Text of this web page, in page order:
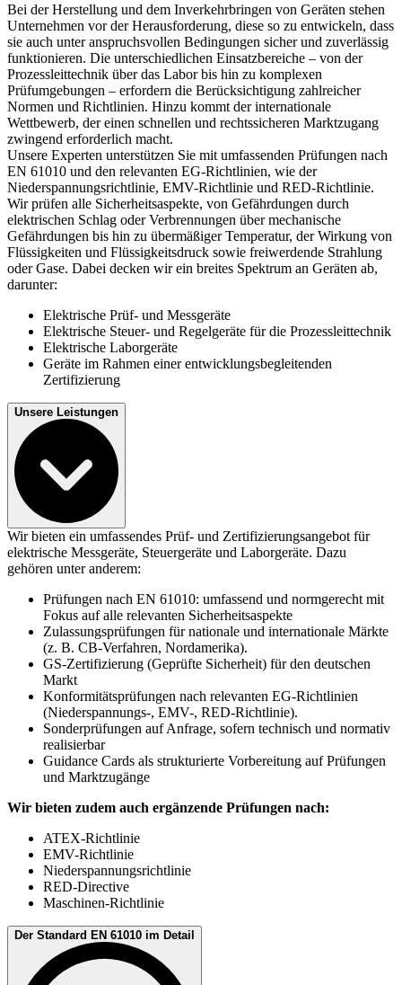
Bei der Herstellung und dem Inverkehrbringen von Geräten stehen
Unternehmen vor der Herausforderung, diese so zu entwickeln, dass
sie auch unter anspruchsvollen Bedingungen sicher und zuverlässig
funktionieren. Die unterschiedlichen Einsatzbereiche – von der
Prozessleittechnik über das Labor bis hin zu komplexen
Prüfumgebungen – erfordern die Berücksichtigung zahlreicher
Normen und Richtlinien. Hinzu kommt der internationale
Wettbewerb, der einen schnellen und rechtssicheren Marktzugang
zwingend erforderlich macht.
Unsere Experten unterstützen Sie mit umfassenden Prüfungen nach
EN 61010 und den relevanten EG-Richtlinien, wie der
Niederspannungsrichtlinie, EMV-Richtlinie und RED-Richtlinie.
Wir prüfen alle Sicherheitsaspekte, von Gefährdungen durch
elektrischen Schlag oder Verbrennungen über mechanische
Gefährdungen bis hin zu übermäßiger Temperatur, der Wirkung von
Flüssigkeiten und Flüssigkeitsdruck sowie freiwerdende Strahlung
oder Gase. Dabei decken wir ein breites Spektrum an Geräten ab,
darunter:
Elektrische Prüf- und Messgeräte
Elektrische Steuer- und Regelgeräte für die Prozessleittechnik
Elektrische Laborgeräte
Geräte im Rahmen einer entwicklungsbegleitenden
Zertifizierung
Unsere Leistungen
Wir bieten ein umfassendes Prüf- und Zertifizierungsangebot für
elektrische Messgeräte, Steuergeräte und Laborgeräte. Dazu
gehören unter anderem:
Prüfungen nach EN 61010: umfassend und normgerecht mit
Fokus auf alle relevanten Sicherheitsaspekte
Zulassungsprüfungen für nationale und internationale Märkte
(z. B. CB-Verfahren, Nordamerika).
GS-Zertifizierung (Geprüfte Sicherheit) für den deutschen
Markt
Konformitätsprüfungen nach relevanten EG-Richtlinien
(Niederspannungs-, EMV-, RED-Richtlinie).
Sonderprüfungen auf Anfrage, sofern technisch und normativ
realisierbar
Guidance Cards als strukturierte Vorbereitung auf Prüfungen
und Marktzugänge
Wir bieten zudem auch ergänzende Prüfungen nach:
ATEX-Richtlinie
EMV-Richtlinie
Niederspannungsrichtlinie
RED-Directive
Maschinen-Richtlinie
Der Standard EN 61010 im Detail